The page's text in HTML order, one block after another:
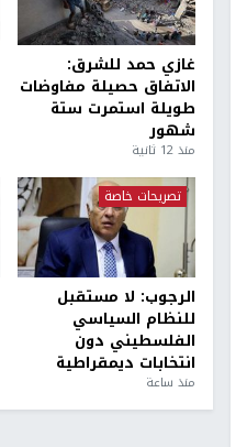
غازي حمد للشرق:
الاتفاق حصيلة مفاوضات
طويلة استمرت ستة
شهور
منذ 12 ثانية
تصريحات خاصة
الرجوب: لا مستقبل
للنظام السياسي
الفلسطيني دون
انتخابات ديمقراطية
منذ ساعة